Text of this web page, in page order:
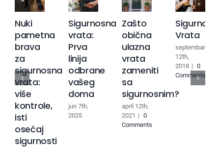
Nuki
pametna
brava
za
sigurnosna
vrata:
više
kontrole,
isti
osećaj
sigurnosti
Sigurnosna
vrata:
Prva
linija
odbrane
vašeg
doma
jun 7th,
2025
Zašto
obična
ulazna
vrata
zameniti
sa
sigurnosnim?
april 12th,
2021 | 0
Comments
Vrata
septembar
12th,
2018 | 0
Comments